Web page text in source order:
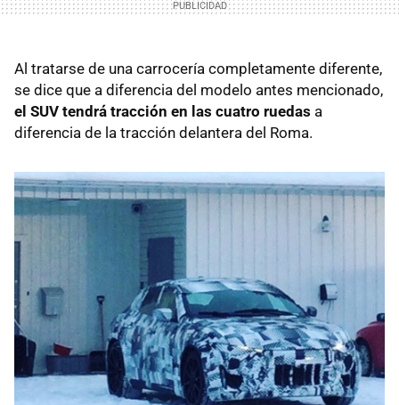
Al tratarse de una carrocería completamente diferente,
se dice que a diferencia del modelo antes mencionado,
el SUV tendrá tracción en las cuatro ruedas a
diferencia de la tracción delantera del Roma.